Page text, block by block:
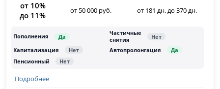
от 10%
до 11%
от 50 000 руб. от 181 дн. до 370 дн.
Подробнее